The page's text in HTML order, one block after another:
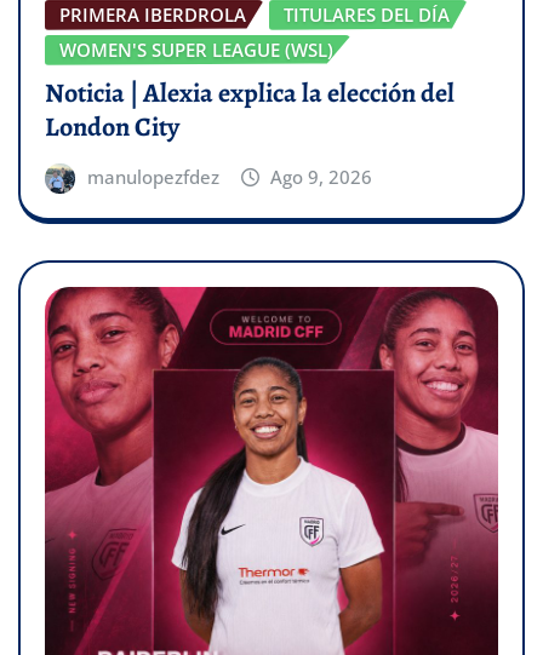
PRIMERA IBERDROLA
TITULARES DEL DÍA
WOMEN'S SUPER LEAGUE (WSL)
Noticia | Alexia explica la elección del
London City
manulopezfdez Ago 9, 2026